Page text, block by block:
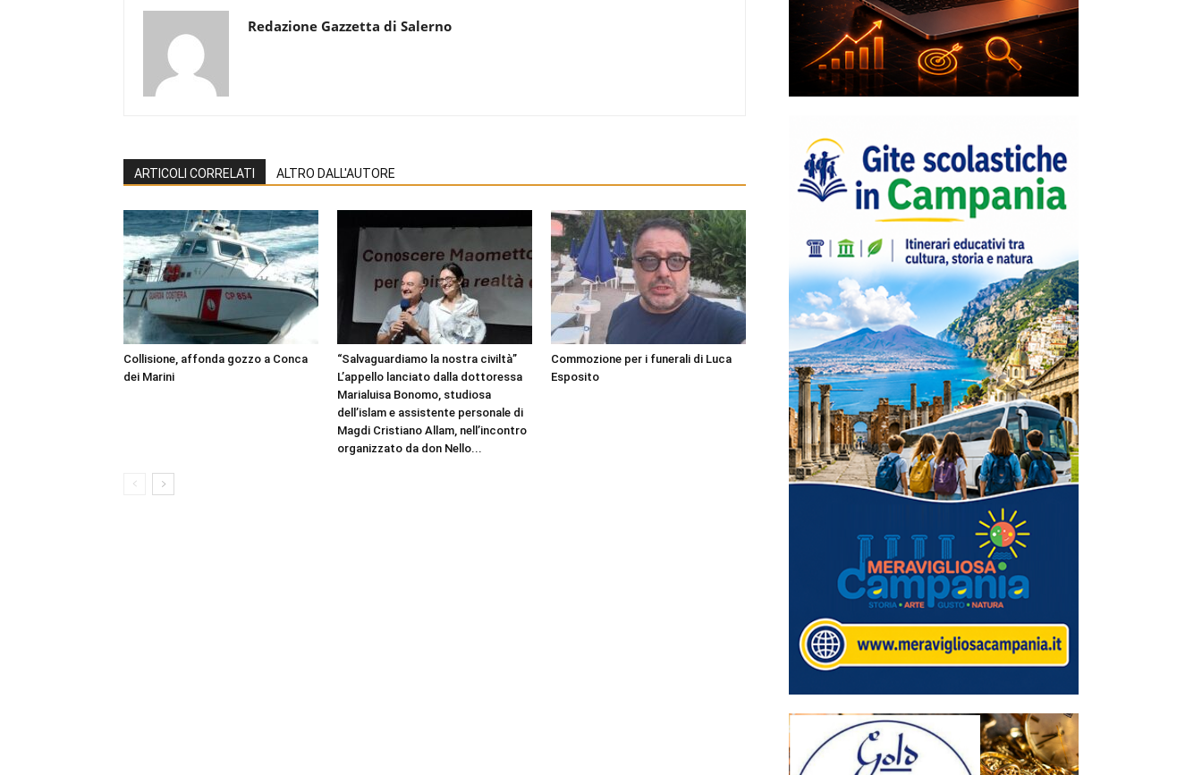
Redazione Gazzetta di Salerno
ARTICOLI CORRELATI ALTRO DALL'AUTORE
Collisione, affonda gozzo a Conca
dei Marini
“Salvaguardiamo la nostra civiltà”
L’appello lanciato dalla dottoressa
Marialuisa Bonomo, studiosa
dell’islam e assistente personale di
Magdi Cristiano Allam, nell’incontro
organizzato da don Nello...
Commozione per i funerali di Luca
Esposito